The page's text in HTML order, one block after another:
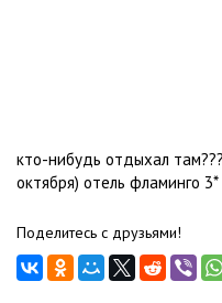
кто-нибудь отдыхал
октября) отель фламинго 3*
Поделитесь с друзьями!